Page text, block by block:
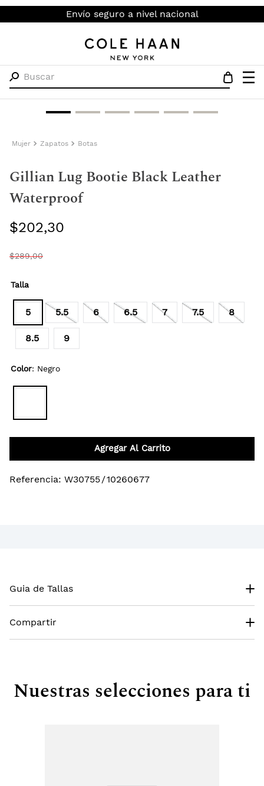
Envío seguro a nivel nacional
Buscar
Mujer Zapatos Botas
Gillian Lug Bootie Black Leather
Waterproof
$202,30
$289,00
Talla
5 5.5 6 6.5 7 7.5 8
8.5 9
Color: Negro
Agregar Al Carrito
Referencia: W30755/10260677
Guia de Tallas
Compartir
Nuestras selecciones para ti